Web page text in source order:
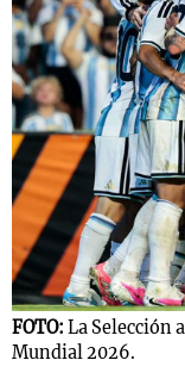
FOTO: La Selección
Mundial 2026.